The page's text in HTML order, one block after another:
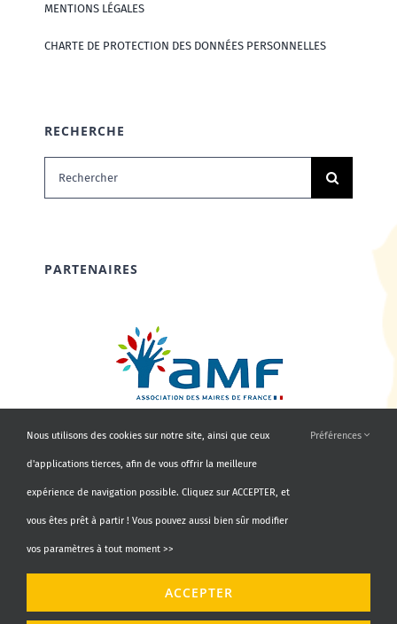
MENTIONS LÉGALES
CHARTE DE PROTECTION DES DONNÉES PERSONNELLES
RECHERCHE
Rechercher:
PARTENAIRES
Nous utilisons des cookies sur notre site, ainsi que ceux
d'applications tierces, afin de vous offrir la meilleure
expérience de navigation possible. Cliquez sur ACCEPTER, et
vous êtes prêt à partir ! Vous pouvez aussi bien sûr modifier
vos paramètres à tout moment >>
Préférences
ACCEPTER